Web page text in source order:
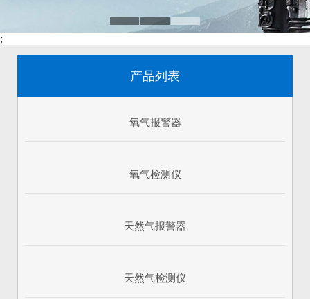
;
产品列表
氧气报警器
氧气检测仪
天然气报警器
天然气检测仪